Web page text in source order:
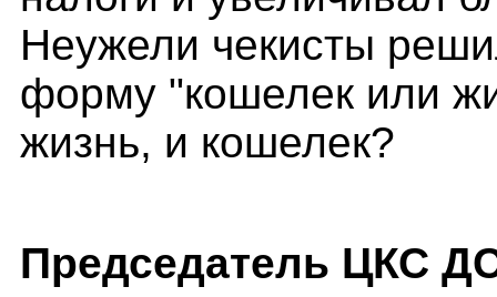
Неужели чекисты
форму "кошелек или
жизнь, и кошелек?
Председатель ЦКС